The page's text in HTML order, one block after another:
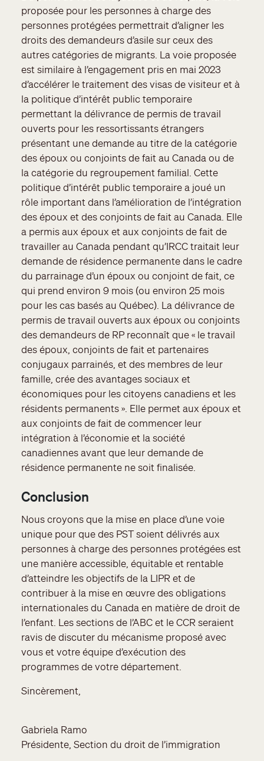
proposée pour les personnes à charge des
personnes protégées permettrait d’aligner les
droits des demandeurs d’asile sur ceux des
autres catégories de migrants. La voie proposée
est similaire à l’engagement pris en mai 2023
d’accélérer le traitement des visas de visiteur et à
la politique d’intérêt public temporaire
permettant la délivrance de permis de travail
ouverts pour les ressortissants étrangers
présentant une demande au titre de la catégorie
des époux ou conjoints de fait au Canada ou de
la catégorie du regroupement familial. Cette
politique d’intérêt public temporaire a joué un
rôle important dans l’amélioration de l’intégration
des époux et des conjoints de fait au Canada. Elle
a permis aux époux et aux conjoints de fait de
travailler au Canada pendant qu’IRCC traitait leur
demande de résidence permanente dans le cadre
du parrainage d’un époux ou conjoint de fait, ce
qui prend environ 9 mois (ou environ 25 mois
pour les cas basés au Québec). La délivrance de
permis de travail ouverts aux époux ou conjoints
des demandeurs de RP reconnaît que « le travail
des époux, conjoints de fait et partenaires
conjugaux parrainés, et des membres de leur
famille, crée des avantages sociaux et
économiques pour les citoyens canadiens et les
résidents permanents ». Elle permet aux époux et
aux conjoints de fait de commencer leur
intégration à l’économie et la société
canadiennes avant que leur demande de
résidence permanente ne soit finalisée.
Conclusion
Nous croyons que la mise en place d’une voie
unique pour que des PST soient délivrés aux
personnes à charge des personnes protégées est
une manière accessible, équitable et rentable
d’atteindre les objectifs de la LIPR et de
contribuer à la mise en œuvre des obligations
internationales du Canada en matière de droit de
l’enfant. Les sections de l’ABC et le CCR seraient
ravis de discuter du mécanisme proposé avec
vous et votre équipe d’exécution des
programmes de votre département.
Sincèrement,
Gabriela Ramo
Présidente, Section du droit de l’immigration